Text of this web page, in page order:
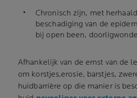
Chronisch zijn, met
beschadiging van de
bij open been,
Afhankelijk van de ernst van de
om korstjes,erosie, barstjes,
huidbarrière op die manier is